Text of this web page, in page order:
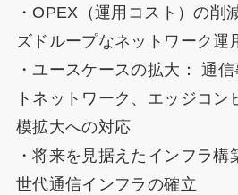
・OPEX（運用コスト）の削
ズドループなネットワーク運
・ユースケースの拡大： 通
トネットワーク、エッジコン
模拡大への対応
・将来を見据えたインフラ構
世代通信インフラの確立